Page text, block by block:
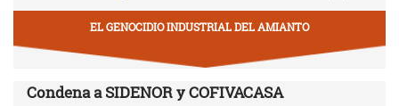
EL GENOCIDIO INDUSTRIAL DEL AMIANTO
Condena a SIDENOR y COFIVACASA